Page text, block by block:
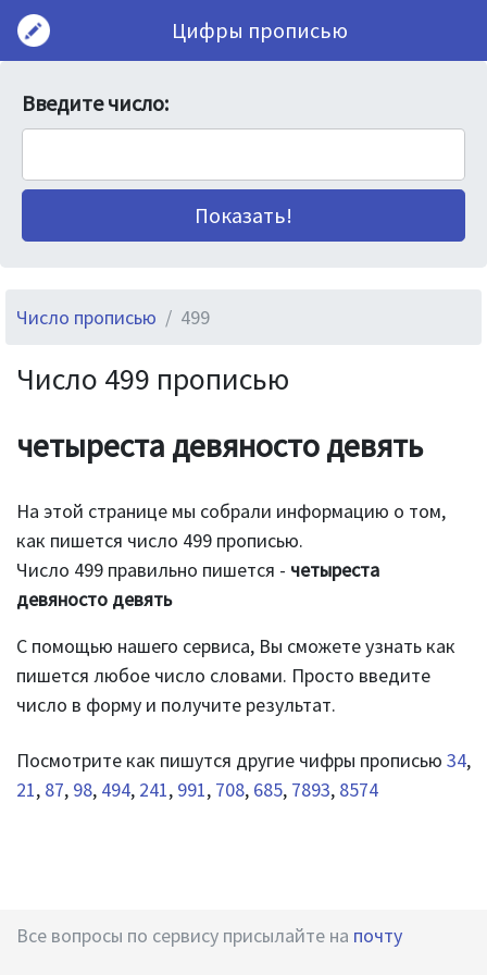
Цифры прописью
Введите число:
Число прописью 499
Число 499 прописью
четыреста девяносто девять
На этой странице мы собрали информацию о том,
как пишется число 499 прописью.
Число 499 правильно пишется - четыреста
девяносто девять
С помощью нашего сервиса, Вы сможете узнать как
пишется любое число словами. Просто введите
число в форму и получите результат.
Посмотрите как пишутся другие чифры прописью 34,
21, 87, 98, 494, 241, 991, 708, 685, 7893, 8574
Все вопросы по сервису присылайте на почту